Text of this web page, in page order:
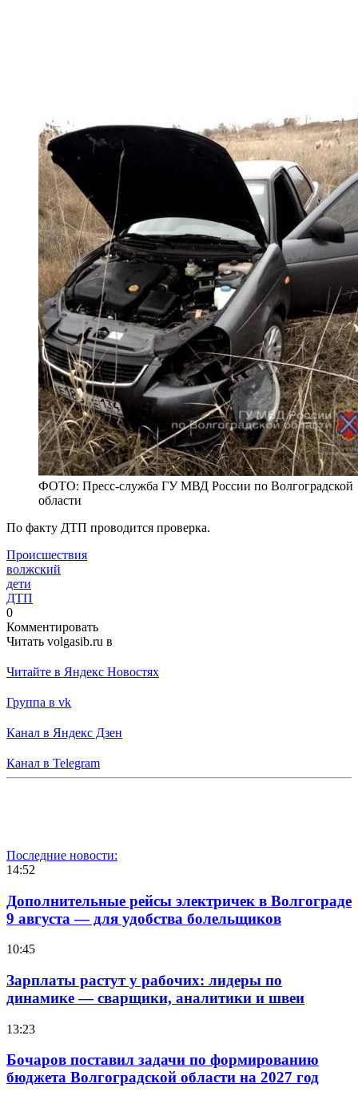
ФОТО: Пресс-служба ГУ МВД России по Волгоградской
области
По факту ДТП проводится проверка.
Происшествия
волжский
дети
ДТП
0
Комментировать
Читать volgasib.ru в
Читайте в Яндекс Новостях
Группа в vk
Канал в Яндекс Дзен
Канал в Telegram
Последние новости:
14:52
Дополнительные рейсы электричек в Волгограде
9 августа — для удобства болельщиков
10:45
Зарплаты растут у рабочих: лидеры по
динамике — сварщики, аналитики и швеи
13:23
Бочаров поставил задачи по формированию
бюджета Волгоградской области на 2027 год